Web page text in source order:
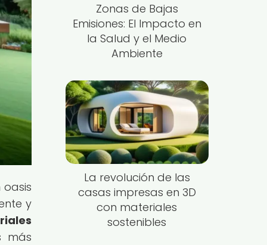
y
más
Zonas de Bajas
Emisiones: El Impacto en
la Salud y el Medio
Ambiente
La revolución de las
casas impresas en 3D
con materiales
sostenibles